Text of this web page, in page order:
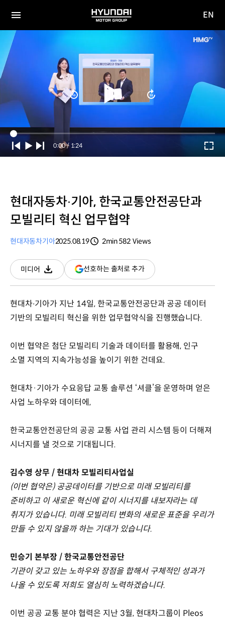
전체
HYUNDAI
MOTOR
사이
EN
Current
Time
0:00 / Duration
1:24
현대자동차∙기아, 한국교통안전공단과
모빌리티 혁신 업무협약
현대자동차기아2025.08.19
2min582 Views
미디어
다운로드
선호하는 출처로 추가(새
창
현대차∙기아가 지난 14일, 한국교통안전공단과 공공 데이터
기반의 모빌리티 혁신을 위한 업무협약식을 진행했습니다.
이번 협약은 첨단 모빌리티 기술과 데이터를 활용해, 인구
소멸 지역의 지속가능성을 높이기 위한 건데요.
현대차·기아가 수요응답 교통 솔루션 ‘셔클’을 운영하며 얻은
사업 노하우와 데이터에,
한국교통안전공단의 공공 교통 사업 관리 시스템 등이 더해져
시너지를 낼 것으로 기대됩니다.
김수영 상무 / 현대차 모빌리티사업실
(이번 협약은) 공공데이터를 기반으로 미래 모빌리티를
준비하고 이 새로운 혁신에 같이 시너지를 내보자라는 데
취지가 있습니다. 미래 모빌리티 변화의 새로운 표준을 우리가
만들 수 있지 않을까 하는 기대가 있습니다.
민승기 본부장 / 한국교통안전공단
기관이 갖고 있는 노하우와 장점을 합해서 구체적인 성과가
나올 수 있도록 저희도 열심히 노력하겠습니다.
이번 공공 교통 분야 협력은 지난 3월, 현대차그룹이 Pleos